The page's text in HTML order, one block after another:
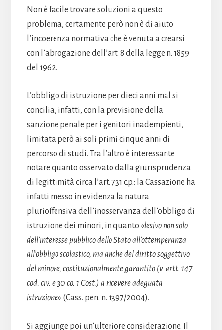
Non è facile trovare soluzioni a questo
problema, certamente però non è di aiuto
l’incoerenza normativa che è venuta a crearsi
con l’abrogazione dell’art. 8 della legge n. 1859
del 1962.
L’obbligo di istruzione per dieci anni mal si
concilia, infatti, con la previsione della
sanzione penale per i genitori inadempienti,
limitata però ai soli primi cinque anni di
percorso di studi. Tra l’altro è interessante
notare quanto osservato dalla giurisprudenza
di legittimità circa l’art. 731 c.p.: la Cassazione ha
infatti messo in evidenza la natura
plurioffensiva dell’inosservanza dell’obbligo di
istruzione dei minori, in quanto «lesivo non solo
dell’interesse pubblico dello Stato all’ottemperanza
all’obbligo scolastico, ma anche del diritto soggettivo
del minore, costituzionalmente garantito (v. artt. 147
cod. civ. e 30 co. 1 Cost.) a ricevere adeguata
istruzione» (Cass. pen. n. 1397/2004).
Si aggiunge poi un’ulteriore considerazione. Il